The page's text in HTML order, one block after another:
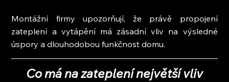
Montážní firmy upozorňují, že právě propojení
zateplení a vytápění má zásadní vliv na výsledné
úspory a dlouhodobou funkčnost domu.
Co má na zateplení největší vliv